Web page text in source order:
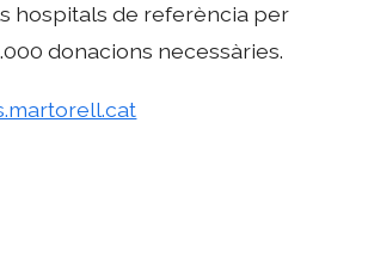
hospitals de referència per
donacions necessàries.